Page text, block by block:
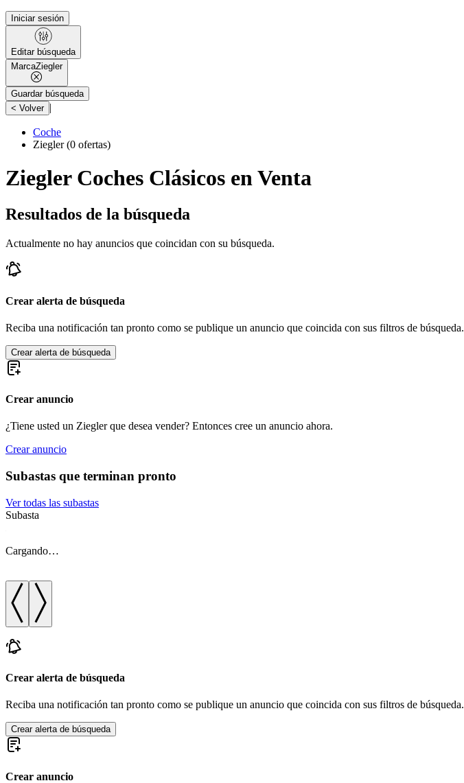
Iniciar sesión
Editar búsqueda
MarcaZiegler
Guardar búsqueda
< Volver |
Coche
Ziegler(0 ofertas)
Ziegler Coches Clásicos en Venta
Resultados de la búsqueda
Actualmente no hay anuncios que coincidan con su búsqueda.
Crear alerta de búsqueda
Reciba una notificación tan pronto como se publique un anuncio que coincida con sus filtros de búsqueda.
Crear alerta de búsqueda
Crear anuncio
¿Tiene usted un Ziegler que desea vender? Entonces cree un anuncio ahora.
Crear anuncio
Subastas que terminan pronto
Ver todas las subastas
Subasta
Cargando…
Crear alerta de búsqueda
Reciba una notificación tan pronto como se publique un anuncio que coincida con sus filtros de búsqueda.
Crear alerta de búsqueda
Crear anuncio